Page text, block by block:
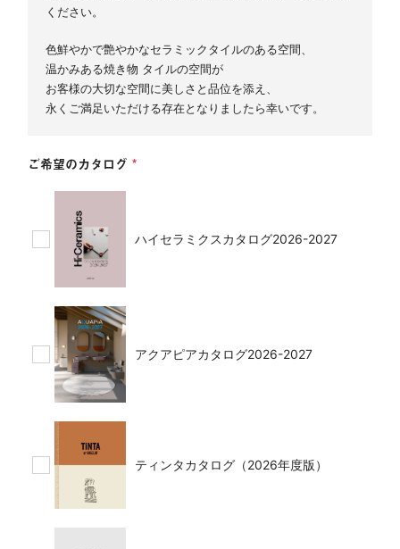
ください。
色鮮やかで艶やかなセラミックタイルのある空間、
温かみある焼き物 タイルの空間が
お客様の大切な空間に美しさと品位を添え、
永くご満足いただける存在となりましたら幸いです。
ご希望のカタログ
ハイセラミクスカタログ2026-2027
アクアピアカタログ2026-2027
ティンタカタログ（2026年度版）